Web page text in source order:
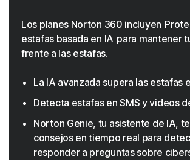
Los planes Norton 360 incluyen
estafas basada en IA para mantener
frente a las estafas.
La IA avanzada supera las estafas
Detecta estafas en SMS y videos
Norton Genie, tu asistente de IA,
consejos en tiempo real para
responder a preguntas sobre